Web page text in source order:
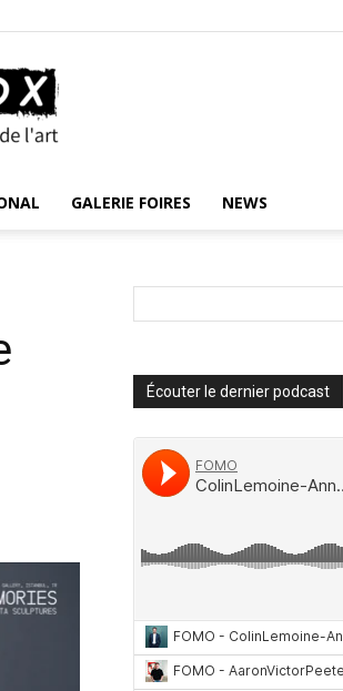
GALERIE FOIRES NEWS
Écouter le dernier podcast